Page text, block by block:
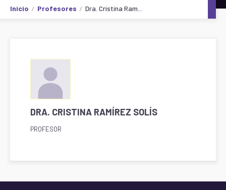
Inicio Profesores Dra. Cristina Ram...
DRA. CRISTINA RAMÍREZ SOLÍS
PROFESOR